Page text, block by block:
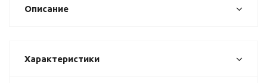
Описание
Характеристики